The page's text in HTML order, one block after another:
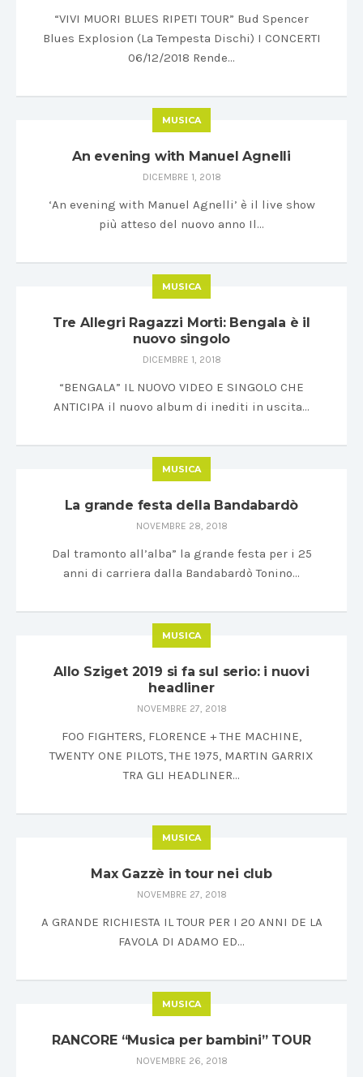
“VIVI MUORI BLUES RIPETI TOUR” Bud Spencer
Blues Explosion (La Tempesta Dischi) I CONCERTI
06/12/2018 Rende…
MUSICA
An evening with Manuel Agnelli
DICEMBRE 1, 2018
‘An evening with Manuel Agnelli’ è il live show
più atteso del nuovo anno Il…
MUSICA
Tre Allegri Ragazzi Morti: Bengala è il
nuovo singolo
DICEMBRE 1, 2018
“BENGALA” IL NUOVO VIDEO E SINGOLO CHE
ANTICIPA il nuovo album di inediti in uscita…
MUSICA
La grande festa della Bandabardò
NOVEMBRE 28, 2018
Dal tramonto all’alba” la grande festa per i 25
anni di carriera dalla Bandabardò Tonino…
MUSICA
Allo Sziget 2019 si fa sul serio: i nuovi
headliner
NOVEMBRE 27, 2018
FOO FIGHTERS, FLORENCE + THE MACHINE,
TWENTY ONE PILOTS, THE 1975, MARTIN GARRIX
TRA GLI HEADLINER…
MUSICA
Max Gazzè in tour nei club
NOVEMBRE 27, 2018
A GRANDE RICHIESTA IL TOUR PER I 20 ANNI DE LA
FAVOLA DI ADAMO ED…
MUSICA
RANCORE “Musica per bambini” TOUR
NOVEMBRE 26, 2018